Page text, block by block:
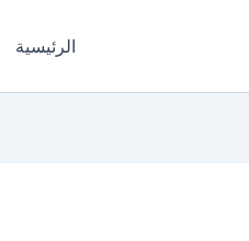
الرئيسية